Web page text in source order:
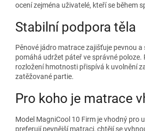
ocení zejména uživatelé, kteří se během
Stabilní podpora těla
Pěnové jádro matrace zajišťuje pevnou
pomáhá udržet páteř ve správné poloze.
rozložení hmotnosti přispívá k uvolnění
zatěžované partie.
Pro koho je matrace
Model MagniCool 10 Firm je vhodný pro
preferují pevnější matraci, chtějí se